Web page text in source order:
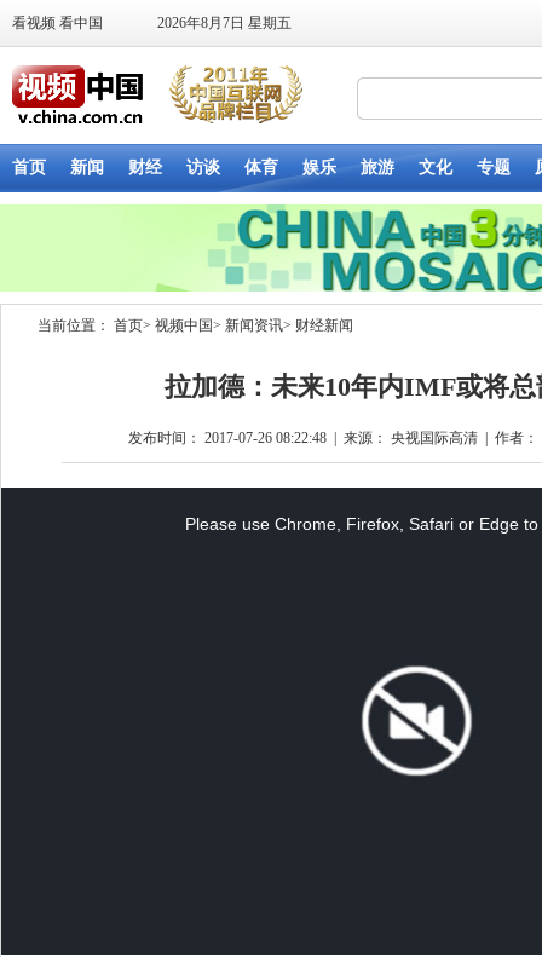
当前位置： 首页> 视频中国> 新闻资讯> 财经新闻
拉加德：未来10年内IMF或将
发布时间： 2017-07-26 08:22:48 | 来源： 央视国际高清 | 作者：
Please use Chrome, Firefox, Safari or Edge